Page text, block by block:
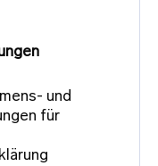
und
für